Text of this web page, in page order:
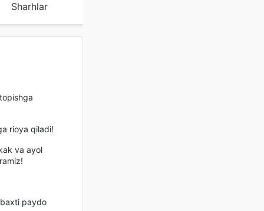
Sharhlar
rioya qiladi!
va ayol
paydo